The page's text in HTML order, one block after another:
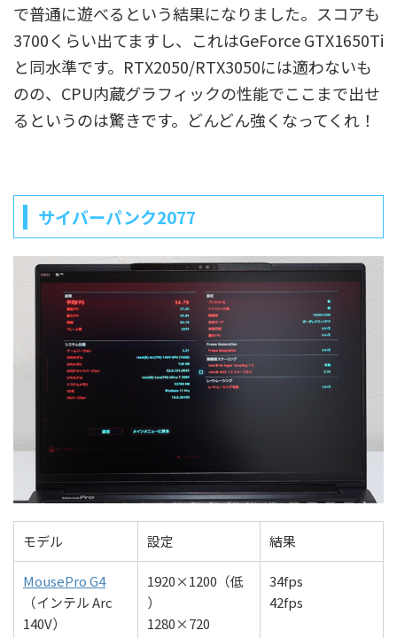
で普通に遊べるという結果になりました。スコアも
3700くらい出てますし、これはGeForce GTX1650Ti
と同水準です。RTX2050/RTX3050には適わないも
のの、CPU内蔵グラフィックの性能でここまで出せ
るというのは驚きです。どんどん強くなってくれ！
サイバーパンク2077
モデル 設定 結果
MousePro G4
（インテル Arc
140V）
1920×1200（低
）
1280×720
34fps
42fps